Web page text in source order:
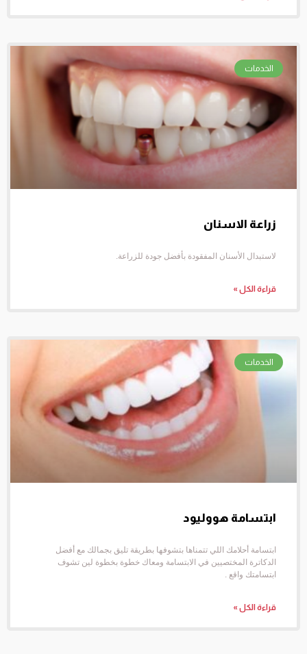
الخدمات
زراعة الاسنان
لاستبدال الأسنان المفقودة بأفضل جودة للزراعة.
قراءة الكل »
الخدمات
ابتسامة هووليود
ابتسامة أحلامك اللي تتمناها بتشوفها بطريقة تليق بجمالك مع أفضل
الدكاترة المختصيين في الابتسامة ومعاك خطوة بخطوة لين تشوف
ابتسامتك واقع .
قراءة الكل »